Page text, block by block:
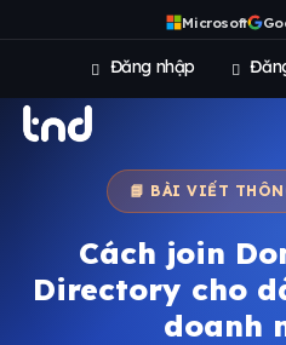
Microsoft
Đăng nhập
📘 BÀI VIẾT
Cách join
Directory cho
doanh